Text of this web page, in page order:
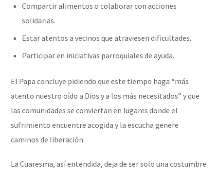
Compartir alimentos o colaborar con acciones
solidarias.
Estar atentos a vecinos que atraviesen dificultades.
Participar en iniciativas parroquiales de ayuda.
El Papa concluye pidiendo que este tiempo haga “más
atento nuestro oído a Dios y a los más necesitados” y que
las comunidades se conviertan en lugares donde el
sufrimiento encuentre acogida y la escucha genere
caminos de liberación.
La Cuaresma, así entendida, deja de ser solo una costumbre